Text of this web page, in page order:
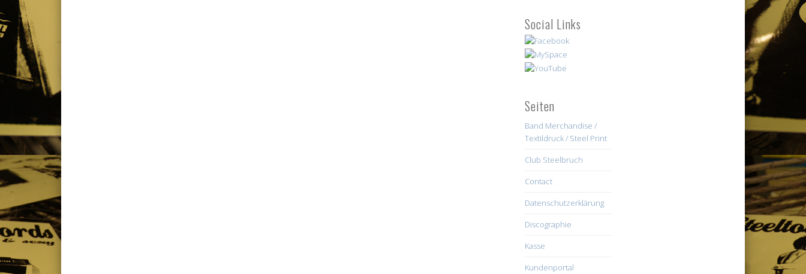
Social Links
Seiten
Band Merchandise /
Textildruck / Steel Print
Club Steelbruch
Contact
Datenschutzerklärung
Discographie
Kasse
Kundenportal